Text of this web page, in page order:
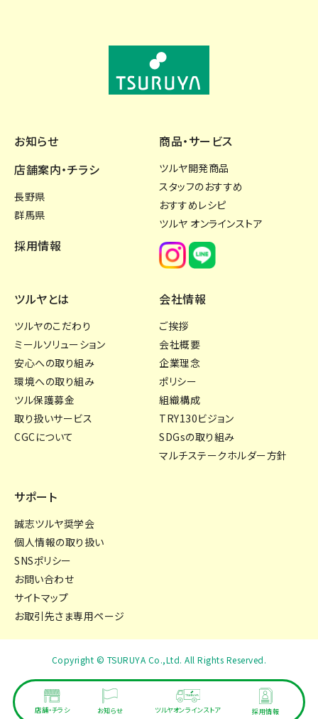
店舗・チラシ お知らせ ツルヤオンラインストア 採用情報
お知らせ
店舗案内・チラシ
長野県
群馬県
採用情報
商品・サービス
ツルヤ開発商品
スタッフのおすすめ
おすすめレシピ
ツルヤ オンラインストア
ツルヤとは
ツルヤのこだわり
ミールソリューション
安心への取り組み
環境への取り組み
ツル保護募金
取り扱いサービス
CGCについて
会社情報
ご挨拶
会社概要
企業理念
ポリシー
組織構成
TRY130ビジョン
SDGsの取り組み
マルチステークホルダー方針
サポート
誠志ツルヤ奨学会
個人情報の取り扱い
SNSポリシー
お問い合わせ
サイトマップ
お取引先さま専用ページ
Copyright © TSURUYA Co.,Ltd. All Rights Reserved.